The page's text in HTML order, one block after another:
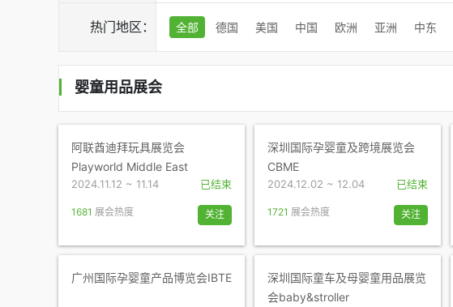
热门地区： 全部 德国 美国 中国 欧洲 亚洲 中东
婴童用品展会
阿联酋迪拜玩具展览会
Playworld Middle East
2024.11.12 ~ 11.14 已结束
1681 展会热度 关注
深圳国际孕婴童及跨境展览会
CBME
2024.12.02 ~ 12.04 已结束
1721 展会热度 关注
广州国际孕婴童产品博览会IBTE
深圳国际童车及母婴童用品展览
会baby&stroller